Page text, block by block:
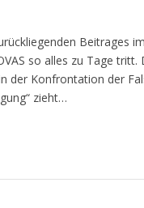
Beitrages
so alles zu Tage
der Konfrontation der
zieht…